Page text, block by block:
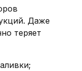
Даже
теряет